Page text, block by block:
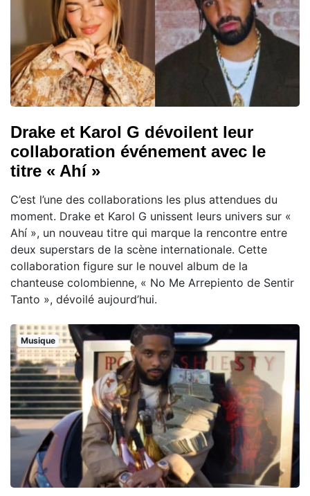
Drake et Karol G dévoilent leur
collaboration événement avec le
titre « Ahí »
C’est l’une des collaborations les plus attendues du
moment. Drake et Karol G unissent leurs univers sur «
Ahí », un nouveau titre qui marque la rencontre entre
deux superstars de la scène internationale. Cette
collaboration figure sur le nouvel album de la
chanteuse colombienne, « No Me Arrepiento de Sentir
Tanto », dévoilé aujourd’hui.
Musique